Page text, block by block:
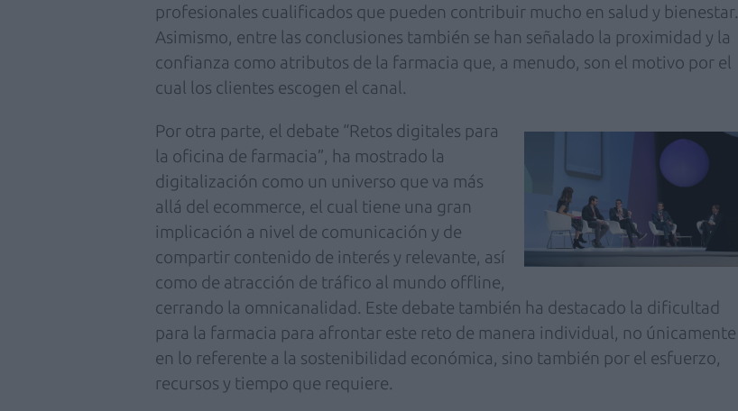
profesionales cualificados que pueden contribuir mucho en salud y bienestar.
Asimismo, entre las conclusiones también se han señalado la proximidad y la
confianza como atributos de la farmacia que, a menudo, son el motivo por el
cual los clientes escogen el canal.
Por otra parte, el debate “Retos digitales para
la oficina de farmacia”, ha mostrado la
digitalización como un universo que va más
allá del ecommerce, el cual tiene una gran
implicación a nivel de comunicación y de
compartir contenido de interés y relevante, así
como de atracción de tráfico al mundo offline,
cerrando la omnicanalidad. Este debate también ha destacado la dificultad
para la farmacia para afrontar este reto de manera individual, no únicamente
en lo referente a la sostenibilidad económica, sino también por el esfuerzo,
recursos y tiempo que requiere.